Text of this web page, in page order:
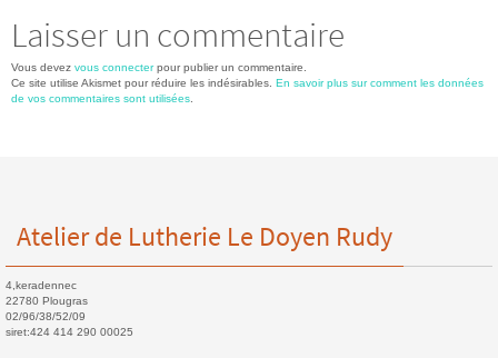
o
o
k
er
er
Laisser un commentaire
Vous devez vous connecterpour publier un commentaire.
Ce site utilise Akismet pour réduire les indésirables. En savoir plus sur comment les données
de vos commentaires sont utilisées.
Atelier de Lutherie Le Doyen Rudy
4,keradennec
22780 Plougras
02/96/38/52/09
siret:424 414 290 00025